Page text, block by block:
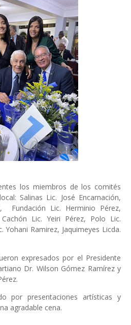
los miembros de los comités
Salinas Lic. José Encarnación,
Fundación Lic. Herminio Pérez,
Lic. Yeiri Pérez, Polo Lic.
Yohani Ramirez, Jaquimeyes Licda.
expresados por el Presidente
Dr. Wilson Gómez Ramírez y
por presentaciones artísticas y
agradable cena.